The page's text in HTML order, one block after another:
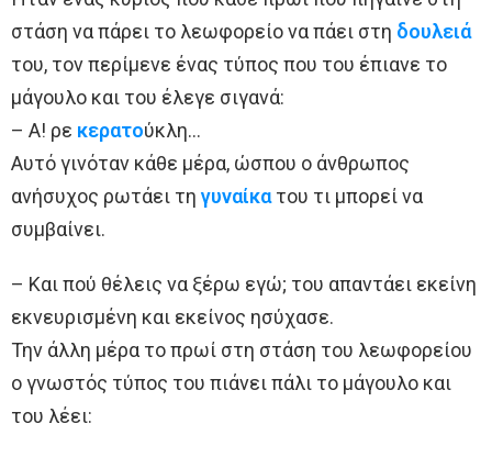
στάση να πάρει το λεωφορείο να πάει στη δουλειά
του, τον περίμενε ένας τύπος που του έπιανε το
μάγουλο και του έλεγε σιγανά:
– Α! ρε κερατούκλη…
Αυτό γινόταν κάθε μέρα, ώσπου ο άνθρωπος
ανήσυχος ρωτάει τη γυναίκατου τι μπορεί να
συμβαίνει.
– Και πού θέλεις να ξέρω εγώ; του απαντάει εκείνη
εκνευρισμένη και εκείνος ησύχασε.
Την άλλη μέρα το πρωί στη στάση του λεωφορείου
ο γνωστός τύπος του πιάνει πάλι το μάγουλο και
του λέει: